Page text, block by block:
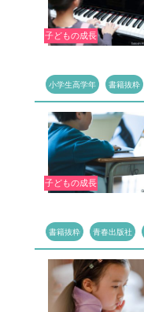
子どもの成長
小学生高学年 書籍抜粋
子どもの成長
書籍抜粋 青春出版社